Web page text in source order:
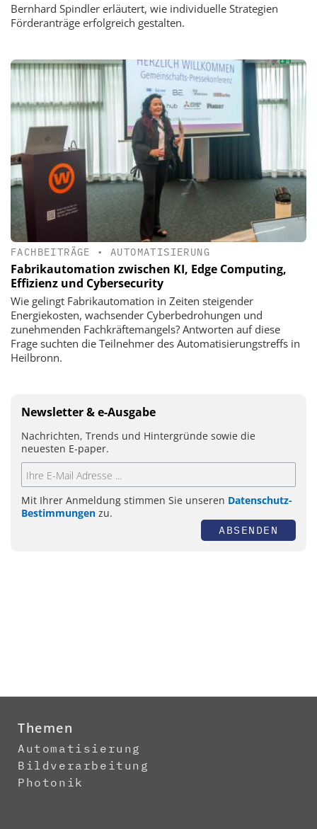
Bernhard Spindler erläutert, wie individuelle Strategien
Förderanträge erfolgreich gestalten.
FACHBEITRÄGE •AUTOMATISIERUNG
Fabrikautomation zwischen KI, Edge Computing,
Effizienz und Cybersecurity
Wie gelingt Fabrikautomation in Zeiten steigender
Energiekosten, wachsender Cyberbedrohungen und
zunehmenden Fachkräftemangels? Antworten auf diese
Frage suchten die Teilnehmer des Automatisierungstreffs in
Heilbronn.
Newsletter & e-Ausgabe
Nachrichten, Trends und Hintergründe sowie die
neuesten E-paper.
Mit Ihrer Anmeldung stimmen Sie unseren Datenschutz-
Bestimmungen zu.
ABSENDEN
Themen
Automatisierung
Bildverarbeitung
Photonik